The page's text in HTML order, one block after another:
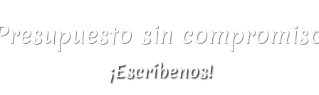
sin
¡Escríbenos!